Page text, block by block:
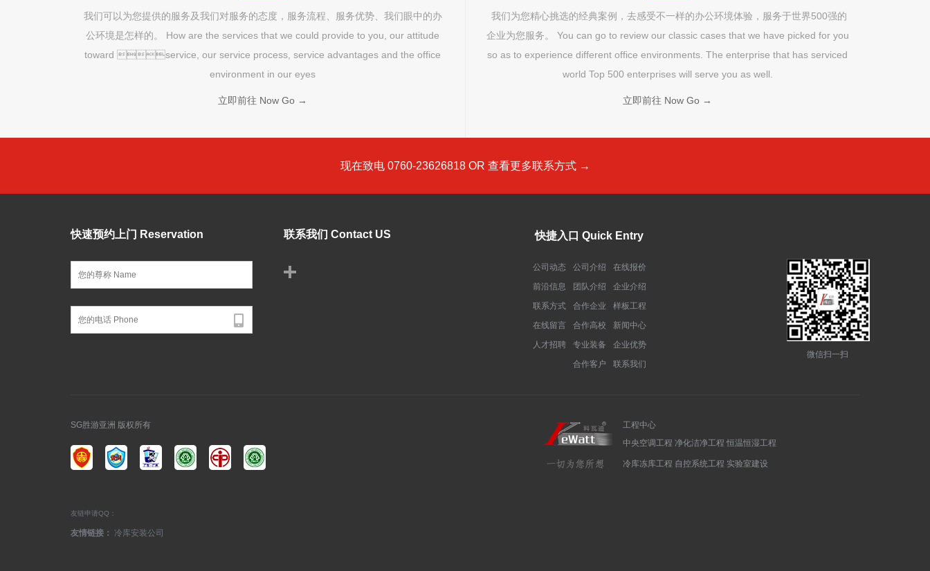
我们可以为您提供的服务及我们对服务的态度，服务流程、服务优势、我们眼中的办
公环境是怎样的。 How are the services that we could provide to you, our attitude
toward service, our service process, service advantages and the office
environment in our eyes
立即前往 Now Go →
 我们为您精心挑选的经典案例，去感受不一样的办公环境体验，服务于世界500强的
企业为您服务。 You can go to review our classic cases that we have picked for you
so as to experience different office environments. The enterprise that has serviced
world Top 500 enterprises will serve you as well.
立即前往 Now Go →
现在致电 0760-23626818 OR 查看更多联系方式 →
快速预约上门 Reservation 联系我们 Contact US 快捷入口 Quick Entry
公司动态
前沿信息
联系方式
在线留言
人才招聘
公司介绍
团队介绍
合作企业
合作高校
专业装备
合作客户
在线报价
企业介绍
样板工程
新闻中心
企业优势
联系我们
微信扫一扫
SG胜游亚洲 版权所有
工程中心
中央空调工程 净化洁净工程 恒温恒湿工程
冷库冻库工程 自控系统工程 实验室建设
友链申请QQ：
友情链接： 冷库安装公司